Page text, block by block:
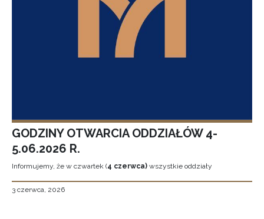
GODZINY OTWARCIA ODDZIAŁÓW 4-
5.06.2026 R.
Informujemy, że w czwartek (4 czerwca) wszystkie oddziały
3 czerwca, 2026